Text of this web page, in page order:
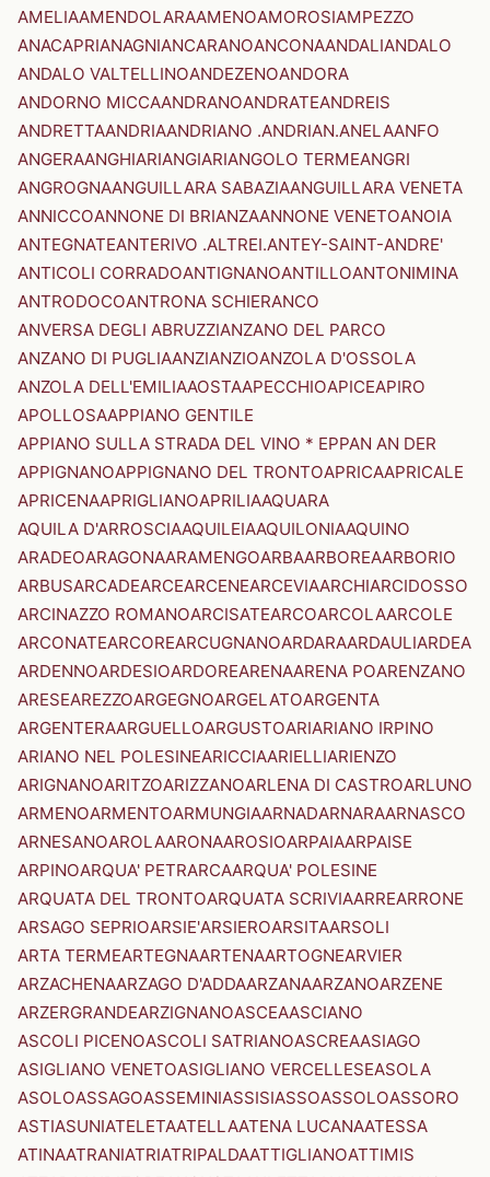
AMELIAAMENDOLARAAMENOAMOROSIAMPEZZO
ANACAPRIANAGNIANCARANOANCONAANDALIANDALO
ANDALO VALTELLINOANDEZENOANDORA
ANDORNO MICCAANDRANOANDRATEANDREIS
ANDRETTAANDRIAANDRIANO .ANDRIAN.ANELAANFO
ANGERAANGHIARIANGIARIANGOLO TERMEANGRI
ANGROGNAANGUILLARA SABAZIAANGUILLARA VENETA
ANNICCOANNONE DI BRIANZAANNONE VENETOANOIA
ANTEGNATEANTERIVO .ALTREI.ANTEY-SAINT-ANDRE'
ANTICOLI CORRADOANTIGNANOANTILLOANTONIMINA
ANTRODOCOANTRONA SCHIERANCO
ANVERSA DEGLI ABRUZZIANZANO DEL PARCO
ANZANO DI PUGLIAANZIANZIOANZOLA D'OSSOLA
ANZOLA DELL'EMILIAAOSTAAPECCHIOAPICEAPIRO
APOLLOSAAPPIANO GENTILE
APPIANO SULLA STRADA DEL VINO * EPPAN AN DER
APPIGNANOAPPIGNANO DEL TRONTOAPRICAAPRICALE
APRICENAAPRIGLIANOAPRILIAAQUARA
AQUILA D'ARROSCIAAQUILEIAAQUILONIAAQUINO
ARADEOARAGONAARAMENGOARBAARBOREAARBORIO
ARBUSARCADEARCEARCENEARCEVIAARCHIARCIDOSSO
ARCINAZZO ROMANOARCISATEARCOARCOLAARCOLE
ARCONATEARCOREARCUGNANOARDARAARDAULIARDEA
ARDENNOARDESIOARDOREARENAARENA POARENZANO
ARESEAREZZOARGEGNOARGELATOARGENTA
ARGENTERAARGUELLOARGUSTOARIARIANO IRPINO
ARIANO NEL POLESINEARICCIAARIELLIARIENZO
ARIGNANOARITZOARIZZANOARLENA DI CASTROARLUNO
ARMENOARMENTOARMUNGIAARNADARNARAARNASCO
ARNESANOAROLAARONAAROSIOARPAIAARPAISE
ARPINOARQUA' PETRARCAARQUA' POLESINE
ARQUATA DEL TRONTOARQUATA SCRIVIAARREARRONE
ARSAGO SEPRIOARSIE'ARSIEROARSITAARSOLI
ARTA TERMEARTEGNAARTENAARTOGNEARVIER
ARZACHENAARZAGO D'ADDAARZANAARZANOARZENE
ARZERGRANDEARZIGNANOASCEAASCIANO
ASCOLI PICENOASCOLI SATRIANOASCREAASIAGO
ASIGLIANO VENETOASIGLIANO VERCELLESEASOLA
ASOLOASSAGOASSEMINIASSISIASSOASSOLOASSORO
ASTIASUNIATELETAATELLAATENA LUCANAATESSA
ATINAATRANIATRIATRIPALDAATTIGLIANOATTIMIS